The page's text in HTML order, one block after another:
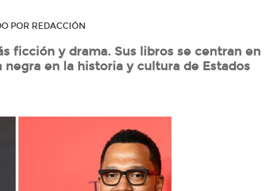
POR REDACCIÓN
ficción y drama. Sus libros se centran en
negra en la historia y cultura de Estados